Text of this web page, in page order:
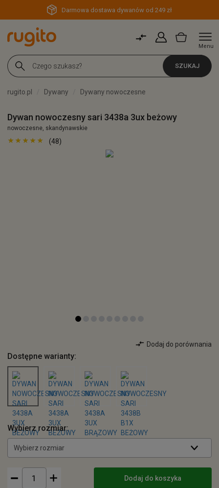
Darmowa dostawa dywanów od 249 zł
Menu
SZUKAJ
rugito.pl Dywany Dywany nowoczesne
Dywan nowoczesny sari 3438a 3ux beżowy
nowoczesne, skandynawskie
(48)
Dodaj do porównania
Dostępne warianty:
Wybierz rozmiar:
Wybierz rozmiar
Dodaj do koszyka